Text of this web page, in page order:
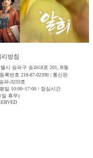
방침
시 송파구 송파대로 201, B동
록번호 218-87-02390 | 통신판
파-3233호
일 10:00~17:00 / 점심시간
일 휴무)